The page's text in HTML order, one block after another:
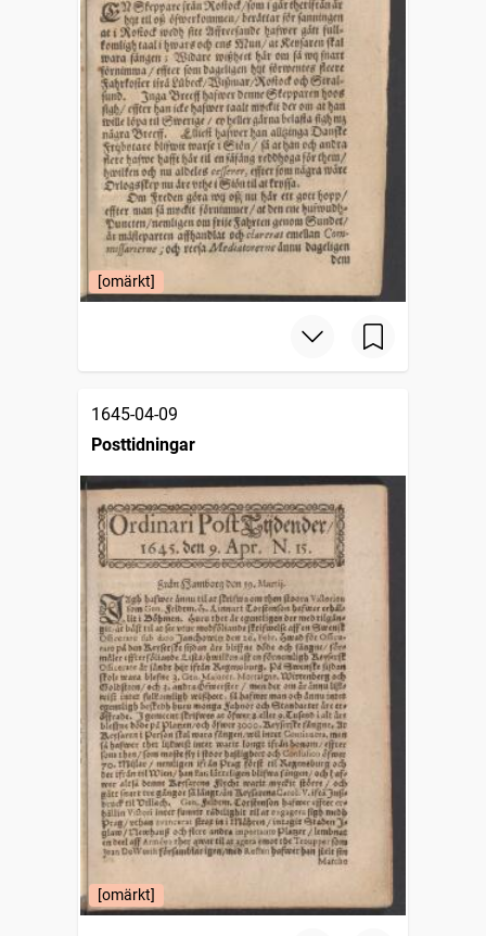
[omärkt]
1645-04-09
Posttidningar
[omärkt]